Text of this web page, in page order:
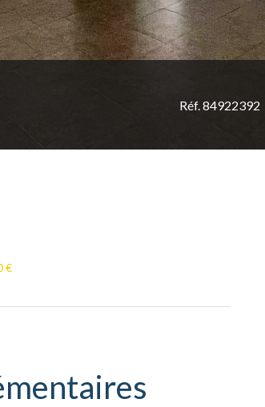
Réf. 84922392
€